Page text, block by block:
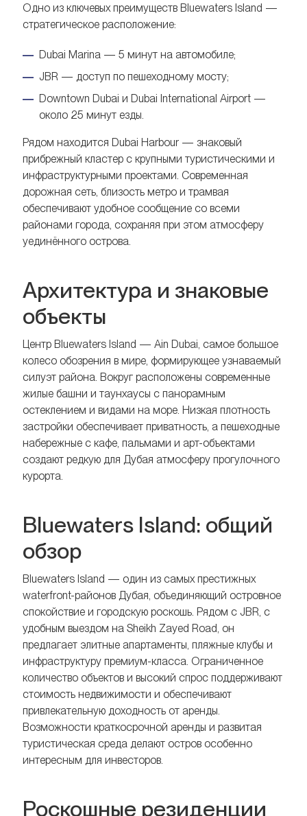
Одно из ключевых преимуществ Bluewaters Island —
стратегическое расположение:
Dubai Marina — 5 минут на автомобиле;
JBR — доступ по пешеходному мосту;
Downtown Dubai и Dubai International Airport —
около 25 минут езды.
Рядом находится Dubai Harbour — знаковый
прибрежный кластер с крупными туристическими и
инфраструктурными проектами. Современная
дорожная сеть, близость метро и трамвая
обеспечивают удобное сообщение со всеми
районами города, сохраняя при этом атмосферу
уединённого острова.
Архитектура и знаковые
объекты
Центр Bluewaters Island — Ain Dubai, самое большое
колесо обозрения в мире, формирующее узнаваемый
силуэт района. Вокруг расположены современные
жилые башни и таунхаусы с панорамным
остеклением и видами на море. Низкая плотность
застройки обеспечивает приватность, а пешеходные
набережные с кафе, пальмами и арт-объектами
создают редкую для Дубая атмосферу прогулочного
курорта.
Bluewaters Island: общий
обзор
Bluewaters Island — один из самых престижных
waterfront-районов Дубая, объединяющий островное
спокойствие и городскую роскошь. Рядом с JBR, с
удобным выездом на Sheikh Zayed Road, он
предлагает элитные апартаменты, пляжные клубы и
инфраструктуру премиум-класса. Ограниченное
количество объектов и высокий спрос поддерживают
стоимость недвижимости и обеспечивают
привлекательную доходность от аренды.
Возможности краткосрочной аренды и развитая
туристическая среда делают остров особенно
интересным для инвесторов.
Роскошные резиденции